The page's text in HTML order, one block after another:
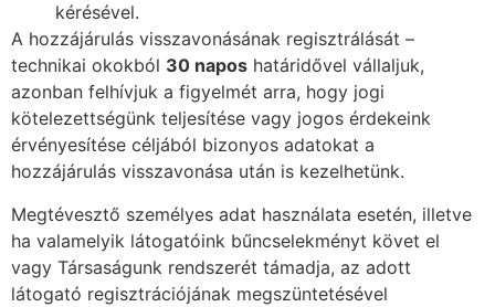
kérésével.
A hozzájárulás visszavonásának regisztrálását –
technikai okokból 30 napos határidővel vállaljuk,
azonban felhívjuk a figyelmét arra, hogy jogi
kötelezettségünk teljesítése vagy jogos érdekeink
érvényesítése céljából bizonyos adatokat a
hozzájárulás visszavonása után is kezelhetünk.
Megtévesztő személyes adat használata esetén, illetve
ha valamelyik látogatóink bűncselekményt követ el
vagy Társaságunk rendszerét támadja, az adott
látogató regisztrációjának megszüntetésével